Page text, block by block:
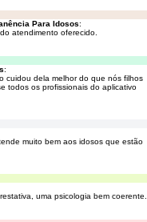
Para Idosos:
atendimento oferecido.
:
cuidou dela melhor do que nós filhos
todos os profissionais do aplicativo
muito bem aos idosos que estão
uma psicologia bem coerente.